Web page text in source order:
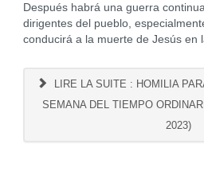
Después habrá una guerra
dirigentes del pueblo,
conducirá a la muerte de Jesús en
LIRE LA SUITE : HOMILIA
SEMANA DEL TIEMPO
2023)